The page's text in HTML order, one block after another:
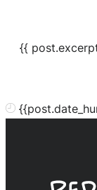
{{
Linda